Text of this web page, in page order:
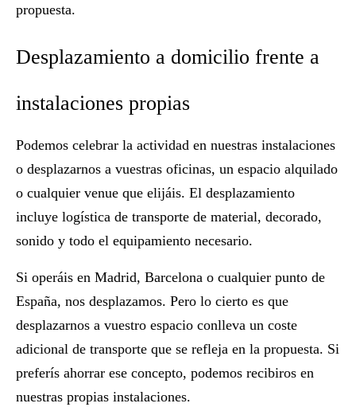
propuesta.
Desplazamiento a domicilio frente a
instalaciones propias
Podemos celebrar la actividad en nuestras instalaciones
o desplazarnos a vuestras oficinas, un espacio alquilado
o cualquier venue que elijáis. El desplazamiento
incluye logística de transporte de material, decorado,
sonido y todo el equipamiento necesario.
Si operáis en Madrid, Barcelona o cualquier punto de
España, nos desplazamos. Pero lo cierto es que
desplazarnos a vuestro espacio conlleva un coste
adicional de transporte que se refleja en la propuesta. Si
preferís ahorrar ese concepto, podemos recibiros en
nuestras propias instalaciones.